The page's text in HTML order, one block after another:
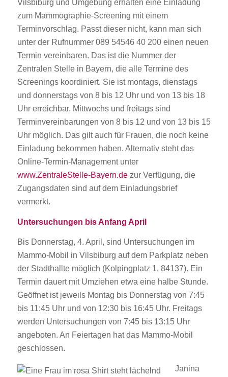
Vilsbiburg und Umgebung erhalten eine Einladung
zum Mammographie-Screening mit einem
Terminvorschlag. Passt dieser nicht, kann man sich
unter der Rufnummer 089 54546 40 200 einen neuen
Termin vereinbaren. Das ist die Nummer der
Zentralen Stelle in Bayern, die alle Termine des
Screenings koordiniert. Sie ist montags, dienstags
und donnerstags von 8 bis 12 Uhr und von 13 bis 18
Uhr erreichbar. Mittwochs und freitags sind
Terminvereinbarungen von 8 bis 12 und von 13 bis 15
Uhr möglich. Das gilt auch für Frauen, die noch keine
Einladung bekommen haben. Alternativ steht das
Online-Termin-Management unter
www.ZentraleStelle-Bayern.dezur Verfügung, die
Zugangsdaten sind auf dem Einladungsbrief
vermerkt.
Untersuchungen bis Anfang April
Bis Donnerstag, 4. April, sind Untersuchungen im
Mammo-Mobil in Vilsbiburg auf dem Parkplatz neben
der Stadthallte möglich (Kolpingplatz 1, 84137). Ein
Termin dauert mit Umziehen etwa eine halbe Stunde.
Geöffnet ist jeweils Montag bis Donnerstag von 7:45
bis 11:45 Uhr und von 12:30 bis 16:45 Uhr. Freitags
werden Untersuchungen von 7:45 bis 13:15 Uhr
angeboten. An Feiertagen hat das Mammo-Mobil
geschlossen.
Janina